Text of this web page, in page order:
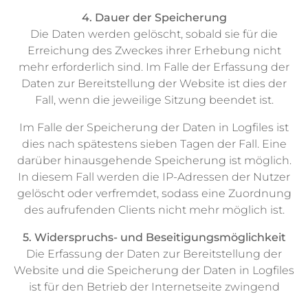
4. Dauer der Speicherung
Die Daten werden gelöscht, sobald sie für die
Erreichung des Zweckes ihrer Erhebung nicht
mehr erforderlich sind. Im Falle der Erfassung der
Daten zur Bereitstellung der Website ist dies der
Fall, wenn die jeweilige Sitzung beendet ist.
Im Falle der Speicherung der Daten in Logfiles ist
dies nach spätestens sieben Tagen der Fall. Eine
darüber hinausgehende Speicherung ist möglich.
In diesem Fall werden die IP-Adressen der Nutzer
gelöscht oder verfremdet, sodass eine Zuordnung
des aufrufenden Clients nicht mehr möglich ist.
5. Widerspruchs- und Beseitigungsmöglichkeit
Die Erfassung der Daten zur Bereitstellung der
Website und die Speicherung der Daten in Logfiles
ist für den Betrieb der Internetseite zwingend